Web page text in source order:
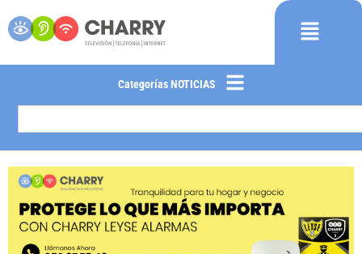
Categorías NOTICIAS